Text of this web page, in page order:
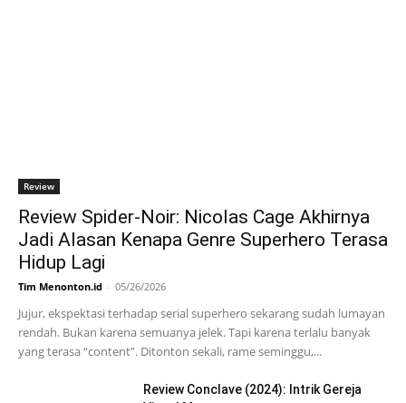
Review
Review Spider-Noir: Nicolas Cage Akhirnya
Jadi Alasan Kenapa Genre Superhero Terasa
Hidup Lagi
Tim Menonton.id - 05/26/2026
Jujur, ekspektasi terhadap serial superhero sekarang sudah lumayan
rendah. Bukan karena semuanya jelek. Tapi karena terlalu banyak
yang terasa “content”. Ditonton sekali, rame seminggu,...
Review Conclave (2024): Intrik Gereja